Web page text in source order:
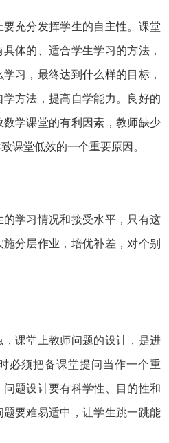
充分发挥学生的自主性。课堂
体的、适合学生学习的方法，
习，最终达到什么样的目标，
方法，提高自学能力。良好的
学课堂的有利因素，教师缺少
课堂低效的一个重要原因。
学习情况和接受水平，只有这
分层作业，培优补差，对个别
课堂上教师问题的设计，是进
必须把备课堂提问当作一个重
题设计要有科学性、目的性和
要难易适中，让学生跳一跳能